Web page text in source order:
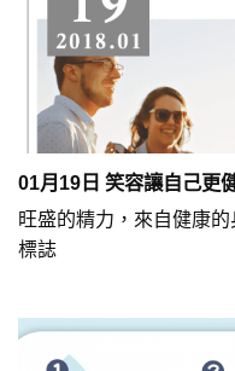
01月19日 笑容讓自己更
旺盛的精力，來自健康
標誌